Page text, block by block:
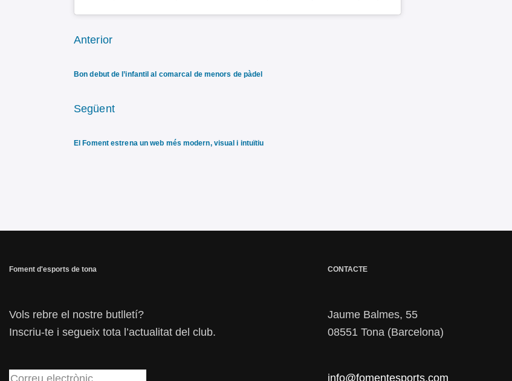
Anterior
Bon debut de l’infantil al comarcal de menors de pàdel
Següent
El Foment estrena un web més modern, visual i intuïtiu
Foment d'esports de tona
Vols rebre el nostre butlletí?
Inscriu-te i segueix tota l’actualitat del club.
CONTACTE
Jaume Balmes, 55
08551 Tona (Barcelona)
info@fomentesports.com